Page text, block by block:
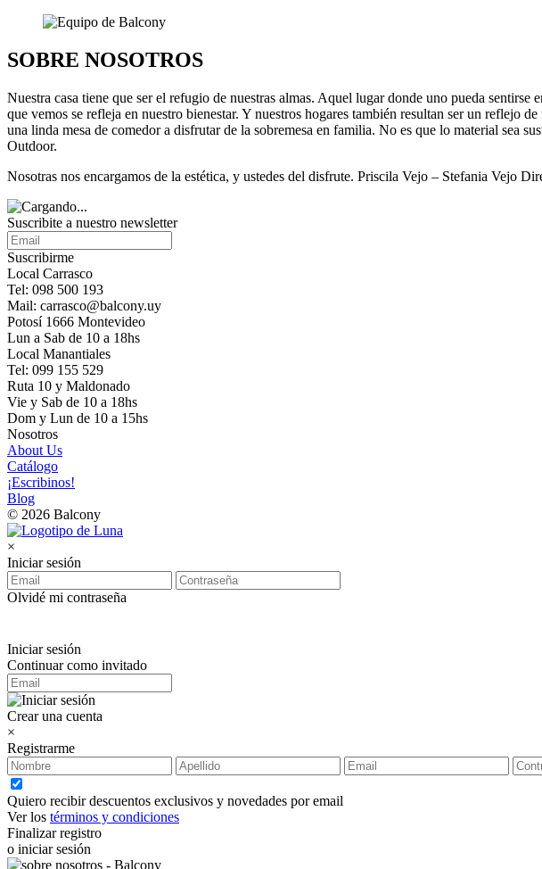
SOBRE NOSOTROS
Nuestra casa tiene que ser el refugio de nuestras almas. Aquel lugar donde uno pueda
que vemos se refleja en nuestro bienestar. Y nuestros hogares también resultan ser un reflejo
una linda mesa de comedor a disfrutar de la sobremesa en familia. No es que lo material sea
Outdoor.
Nosotras nos encargamos de la estética, y ustedes del disfrute. Priscila Vejo – Stefania Vejo
Suscribite a nuestro newsletter
Suscribirme
Local Carrasco
Tel: 098 500 193
Mail: carrasco@balcony.uy
Potosí 1666 Montevideo
Lun a Sab de 10 a 18hs
Local Manantiales
Tel: 099 155 529
Ruta 10 y Maldonado
Vie y Sab de 10 a 18hs
Dom y Lun de 10 a 15hs
Nosotros
About Us
Catálogo
¡Escribinos!
Blog
© 2026 Balcony
×
Iniciar sesión
Olvidé mi contraseña
Iniciar sesión
Continuar como invitado
Crear una cuenta
×
Registrarme
Quiero recibir descuentos exclusivos y novedades por email
Ver los términos y condiciones
Finalizar registro
o iniciar sesión